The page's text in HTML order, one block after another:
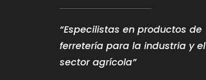
“Especilistas en productos de
ferretería para la industria y el
sector agrícola”